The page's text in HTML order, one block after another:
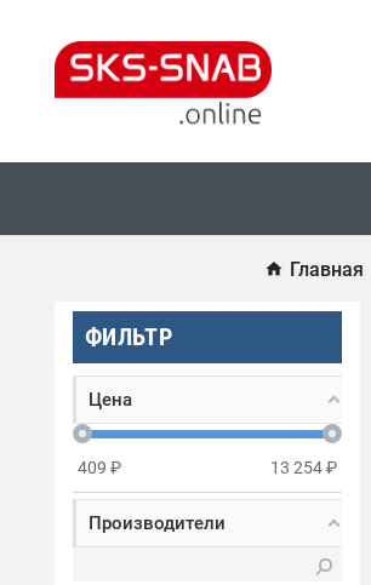
Главная
ФИЛЬТР
Цена
409 ₽ 13 254₽
Производители